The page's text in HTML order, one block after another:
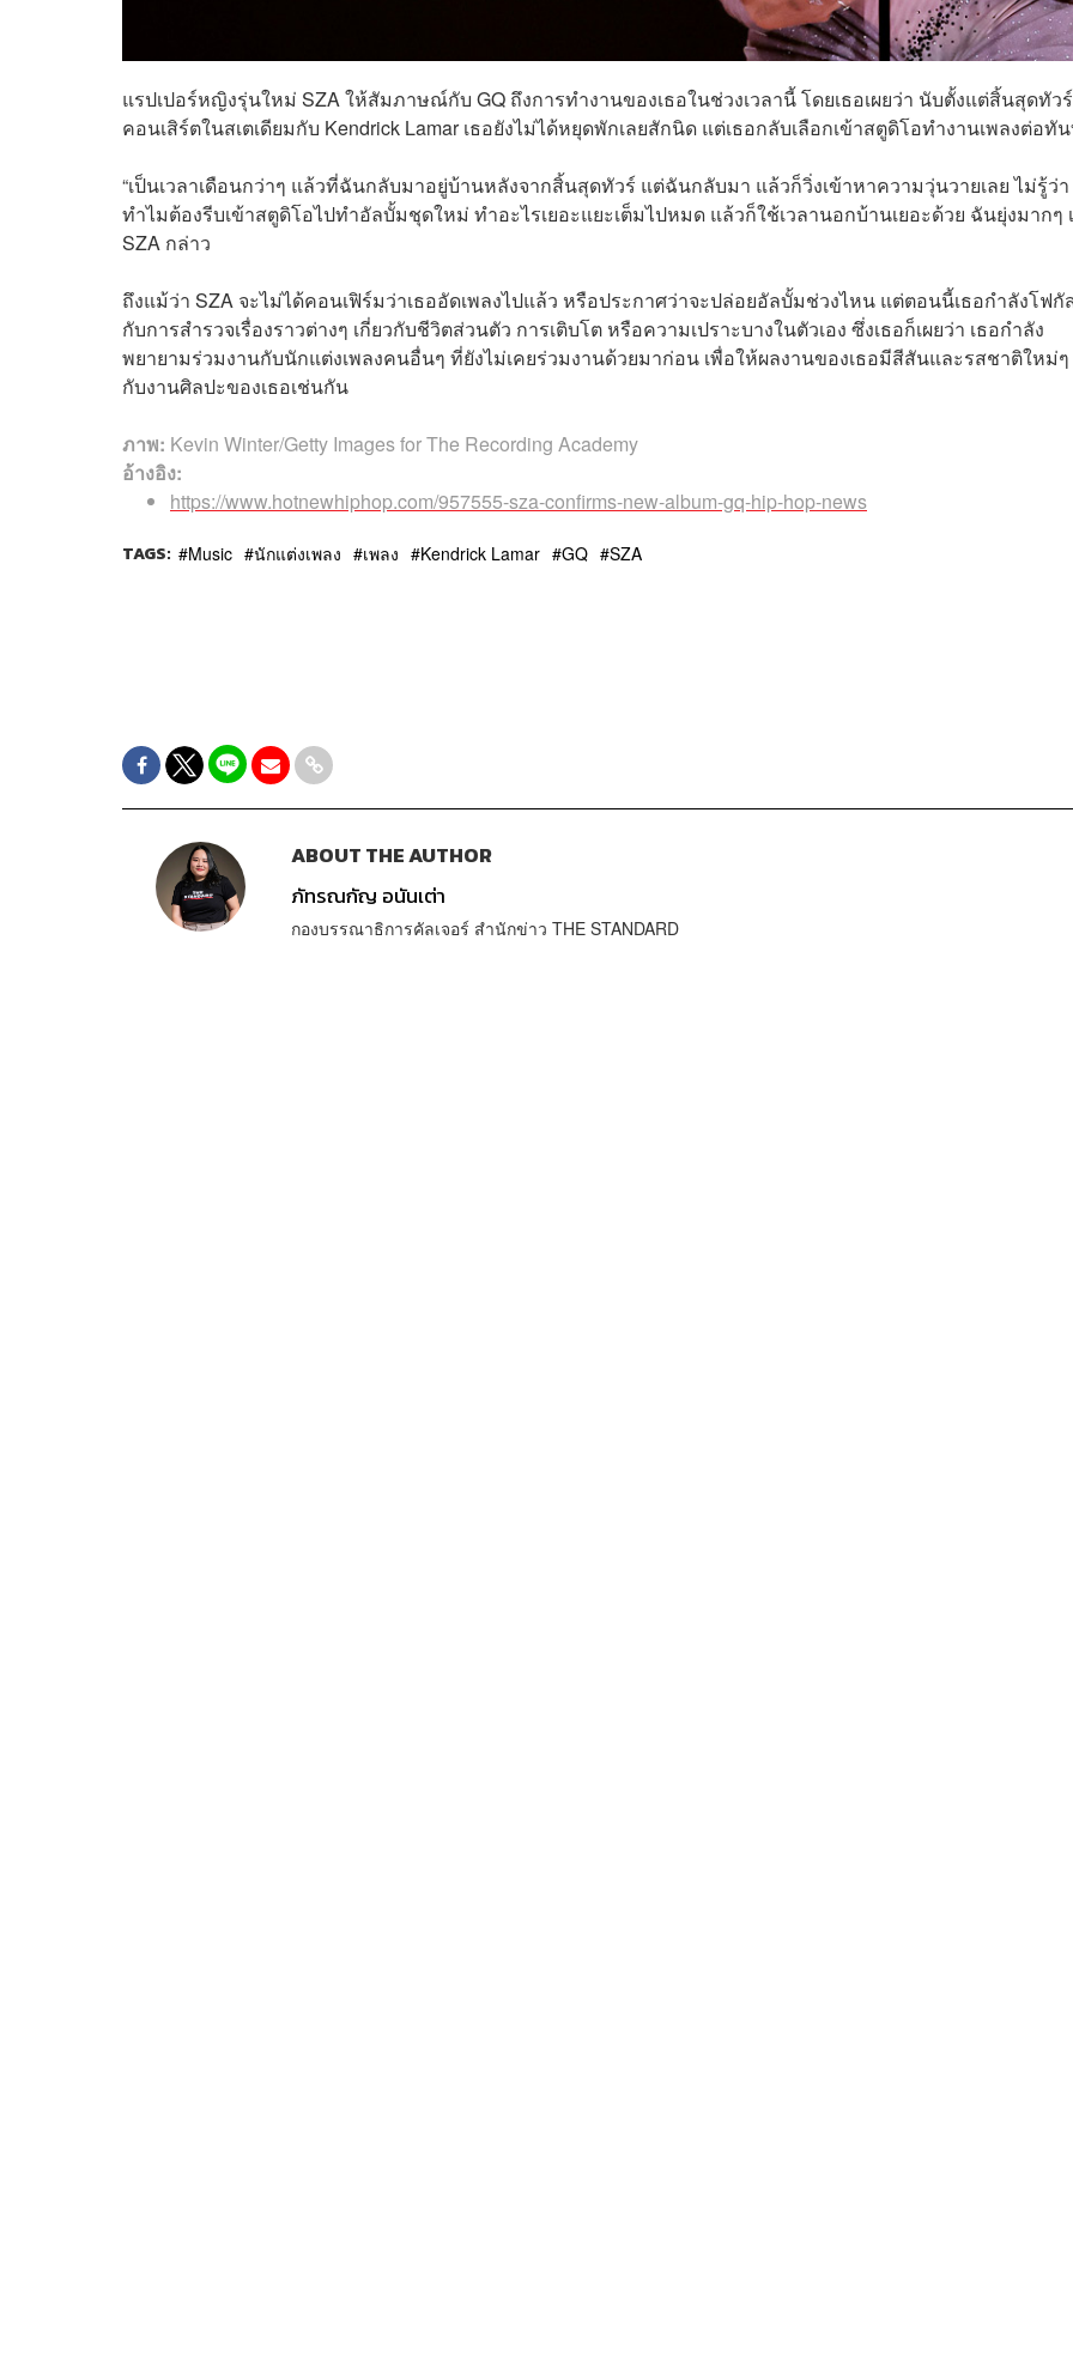
แรปเปอร์หญิงรุ่นใหม่ SZA ให้สัมภาษณ์กับ GQ ถึงการทำงานของเธอในช่วงเวลานี้ โดยเธอเผยว่า นับตั้งแต่สิ้นสุดทัวร์
คอนเสิร์ตในสเตเดียมกับ Kendrick Lamar เธอยังไม่ได้หยุดพักเลยสักนิด แต่เธอกลับเลือกเข้าสตูดิโอทำงานเพลงต่อทั
“เป็นเวลาเดือนกว่าๆ แล้วที่ฉันกลับมาอยู่บ้านหลังจากสิ้นสุดทัวร์ แต่ฉันกลับมา แล้วก็วิ่งเข้าหาความวุ่นวายเลย ไม่รู้ว่า
ทำไมต้องรีบเข้าสตูดิโอไปทำอัลบั้มชุดใหม่ ทำอะไรเยอะแยะเต็มไปหมด แล้วก็ใช้เวลานอกบ้านเยอะด้วย ฉันยุ่งมากๆ
SZA กล่าว
ถึงแม้ว่า SZA จะไม่ได้คอนเฟิร์มว่าเธออัดเพลงไปแล้ว หรือประกาศว่าจะปล่อยอัลบั้มช่วงไหน แต่ตอนนี้เธอกำลังโฟกั
กับการสำรวจเรื่องราวต่างๆ เกี่ยวกับชีวิตส่วนตัว การเติบโต หรือความเปราะบางในตัวเอง ซึ่งเธอก็เผยว่า เธอกำลัง
พยายามร่วมงานกับนักแต่งเพลงคนอื่นๆ ที่ยังไม่เคยร่วมงานด้วยมาก่อน เพื่อให้ผลงานของเธอมีสีสันและรสชาติใหม่
กับงานศิลปะของเธอเช่นกัน
ภาพ: Kevin Winter/Getty Images for The Recording Academy
อ้างอิง:
https://www.hotnewhiphop.com/957555-sza-confirms-new-album-gq-hip-hop-news
TAGS: Music นักแต่งเพลง เพลง Kendrick Lamar GQ SZA
ABOUT THE AUTHOR
ภัทรณกัญ อนันเต่า
กองบรรณาธิการคัลเจอร์ สำนักข่าว THE STANDARD